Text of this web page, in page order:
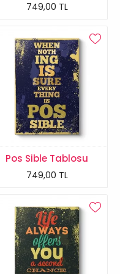
749,00 TL
Pos Sible Tablosu
749,00 TL